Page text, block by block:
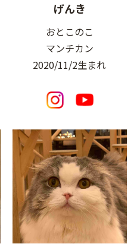
げんき
おとこのこ
マンチカン
2020/11/2生まれ